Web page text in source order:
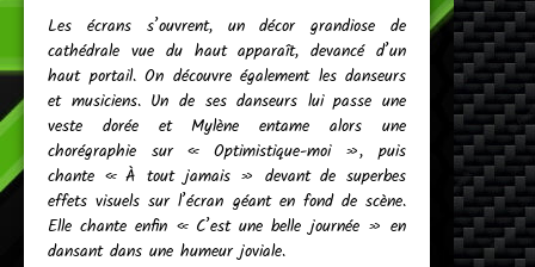
Les écrans s’ouvrent, un décor grandiose de
cathédrale vue du haut apparaît, devancé d’un
haut portail. On découvre également les danseurs
et musiciens. Un de ses danseurs lui passe une
veste dorée et Mylène entame alors une
chorégraphie sur « Optimistique-moi », puis
chante « À tout jamais » devant de superbes
effets visuels sur l’écran géant en fond de scène.
Elle chante enfin « C’est une belle journée » en
dansant dans une humeur joviale.